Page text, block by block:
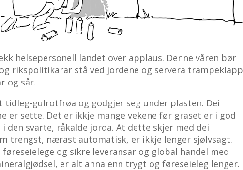
helsepersonell landet over applaus. Denne våren bør
rikspolitikarar stå ved jordene og servera trampeklapp
og sår.
tidleg-gulrotfrøa og godgjer seg under plasten. Dei
er sette. Det er ikkje mange vekene før graset er i god
den svarte, råkalde jorda. At dette skjer med dei
trengst, nærast automatisk, er ikkje lenger sjølvsagt.
og sikre leveransar og global handel med
er alt anna enn trygt og føreseieleg lenger.